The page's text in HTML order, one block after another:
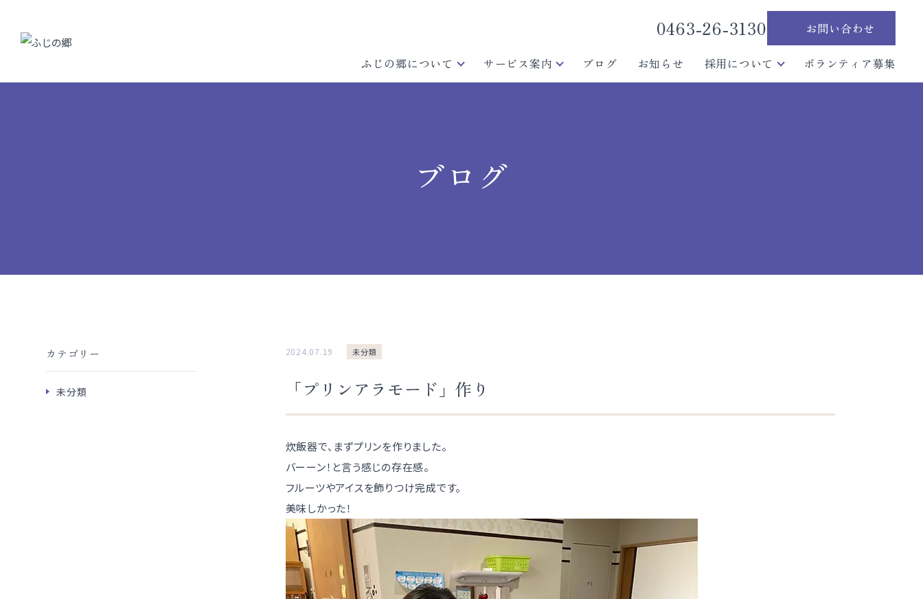
0463-26-3130 お問い合わせ
ふじの郷について サービス案内 ブログ お知らせ 採用について ボランティア募集
ブログ
カテゴリー
未分類
2024.07.19 未分類
「プリンアラモード」作り
炊飯器で、まずプリンを作りました。
バーーン！と言う感じの存在感。
フルーツやアイスを飾りつけ完成です。
美味しかった！